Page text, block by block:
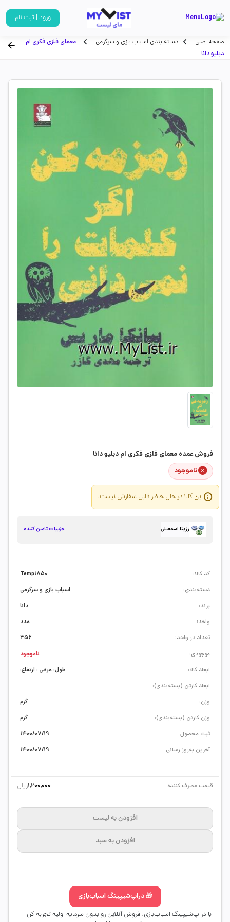
ورود | ثبت نام
صفحه اصلی دسته بندی اسباب بازی و سرگرمی
معمای فلزی فکری ام
دبلیو دانا
فروش عمده معمای فلزی فکری ام دبلیو دانا
ناموجود
این کالا در حال حاضر قابل سفارش نیست.
رزیتا اسمعیلی جزییات تامین کننده
ابعاد کالا:
طول: عرض : ارتفاع:
ابعاد کارتن (بسته‌بندی):
وزن:
گرم
وزن کارتن (بسته‌بندی):
گرم
ثبت محصول
1400/07/19
آخرین به‌روز رسانی
1400/07/19
کد کالا:
Temp1850
دسته‌بندی:
اسباب بازی و سرگرمی
برند:
دانا
واحد:
عدد
تعداد در واحد:
456
موجودی:
ناموجود
قیمت مصرف کننده 1,200,000ریال
افزودن به لیست
افزودن به سبد
🎁 دراپ‌شیپینگ اسباب‌بازی
با دراپ‌شیپینگ اسباب‌بازی، فروش آنلاین رو بدون سرمایه اولیه تجربه کن —